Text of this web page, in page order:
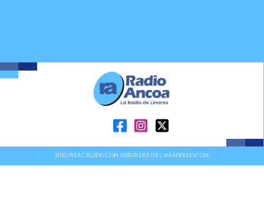
SITIO WEB CREADO CON MSBUILDER DE CMS-MSPRESS.COM